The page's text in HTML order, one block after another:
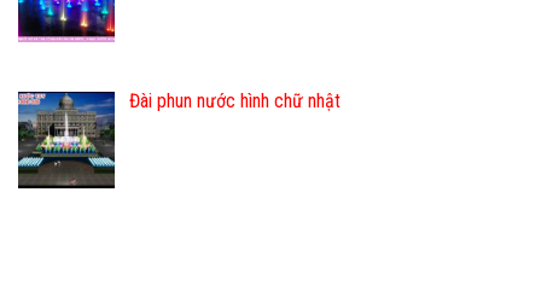
Đài phun nước hình chữ nhật